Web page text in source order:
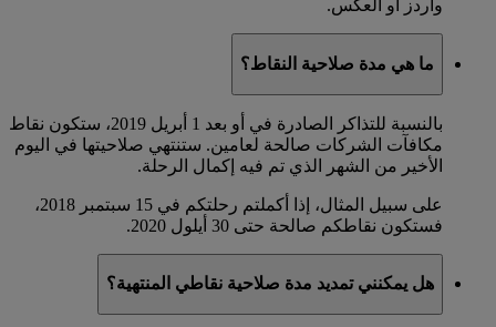
واردز أو العكس.
ما هي مدة صلاحية النقاط؟
بالنسبة للتذاكر الصادرة في أو بعد 1 أبريل 2019، ستكون نقاط
مكافآت الشركات صالحة لعامين. ستنتهي صلاحيتها في اليوم
الأخير من الشهر الذي تم فيه إكمال الرحلة.
على سبيل المثال، إذا أكملتم رحلتكم في 15 سبتمبر 2018،
فستكون نقاطكم صالحة حتى 30 أيلول 2020.
هل يمكنني تمديد مدة صلاحية نقاطي المنتهية؟